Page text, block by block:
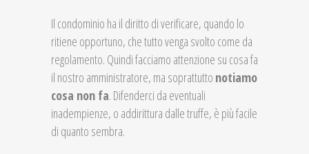
Il condominio ha il diritto di verificare, quando lo
ritiene opportuno, che tutto venga svolto come da
regolamento. Quindi facciamo attenzione su cosa fa
il nostro amministratore, ma soprattutto notiamo
cosa non fa. Difenderci da eventuali
inadempienze, o addirittura dalle truffe, è più facile
di quanto sembra.